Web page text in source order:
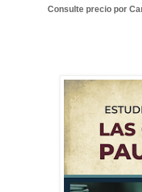
Consulte precio por